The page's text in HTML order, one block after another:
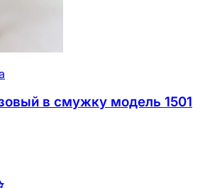
в смужку модель 1501